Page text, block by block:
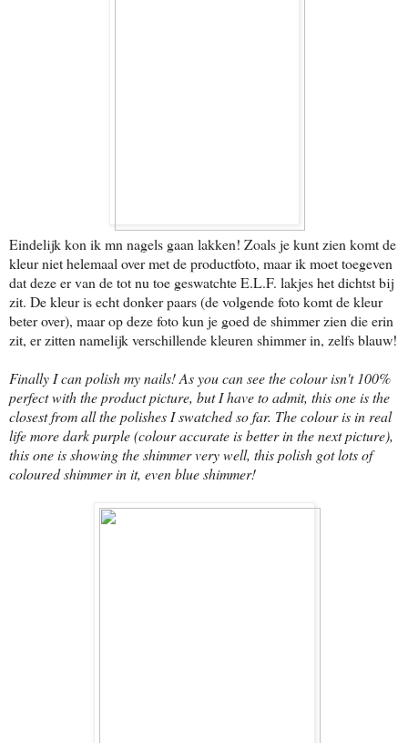
Eindelijk kon ik mn nagels gaan lakken! Zoals je kunt zien komt de
kleur niet helemaal over met de productfoto, maar ik moet toegeven
dat deze er van de tot nu toe geswatchte E.L.F. lakjes het dichtst bij
zit. De kleur is echt donker paars (de volgende foto komt de kleur
beter over), maar op deze foto kun je goed de shimmer zien die erin
zit, er zitten namelijk verschillende kleuren shimmer in, zelfs blauw!
Finally I can polish my nails! As you can see the colour isn't 100%
perfect with the product picture, but I have to admit, this one is the
closest from all the polishes I swatched so far. The colour is in real
life more dark purple (colour accurate is better in the next picture),
this one is showing the shimmer very well, this polish got lots of
coloured shimmer in it, even blue shimmer!